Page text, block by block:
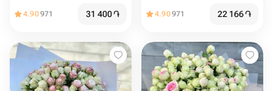
4.90971 31 400֏ 4.90971 22 166֏